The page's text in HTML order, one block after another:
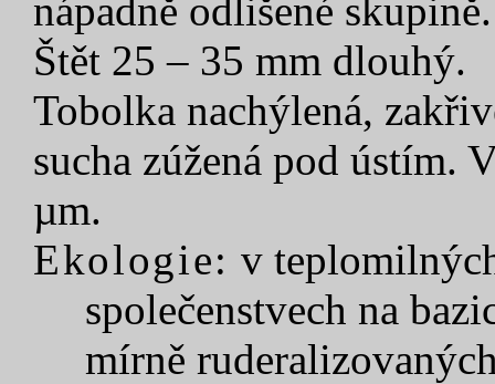
nápadně odlišené skupině.
Štět 25 – 35 mm dlouhý.
Tobolka nachýlená,
sucha zúžená pod ústím.
µm.
Ekologie: v
společenstvech na
mírně